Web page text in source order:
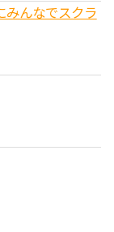
んなでスクラ